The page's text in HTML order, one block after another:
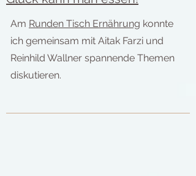
Am Runden Tisch Ernährung konnte
ich gemeinsam mit Aitak Farzi und
Reinhild Wallner spannende Themen
diskutieren.